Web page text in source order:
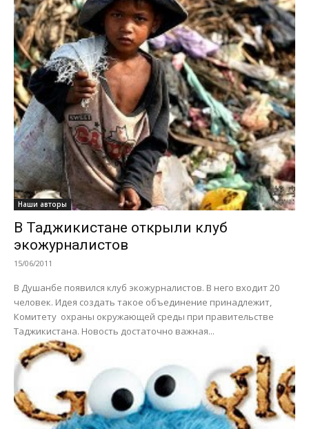
Наши авторы
В Таджикистане открыли клуб
экожурналистов
15/06/2011
В Душанбе появился клуб экожурналистов. В него входит 20
человек. Идея создать такое объединение принадлежит,
Комитету охраны окружающей среды при правительстве
Таджикистана. Новость достаточно важная...